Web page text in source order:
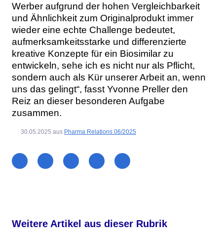
Werber aufgrund der hohen Vergleichbarkeit
und Ähnlichkeit zum Originalprodukt immer
wieder eine echte Challenge bedeutet,
aufmerksamkeitsstarke und differenzierte
kreative Konzepte für ein Biosimilar zu
entwickeln, sehe ich es nicht nur als Pflicht,
sondern auch als Kür unserer Arbeit an, wenn
uns das gelingt“, fasst Yvonne Preller den
Reiz an dieser besonderen Aufgabe
zusammen.
30.05.2025 aus Pharma Relations 06/2025
Weitere Artikel aus dieser Rubrik